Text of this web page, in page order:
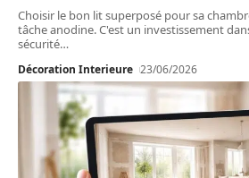
Choisir le bon lit superposé pour sa
tâche anodine. C'est un investissement
sécurité…
Décoration Interieure 23/06/2026